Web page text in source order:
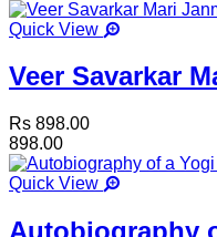
Quick View
Veer Savarkar
Rs 898.00
898.00
Quick View